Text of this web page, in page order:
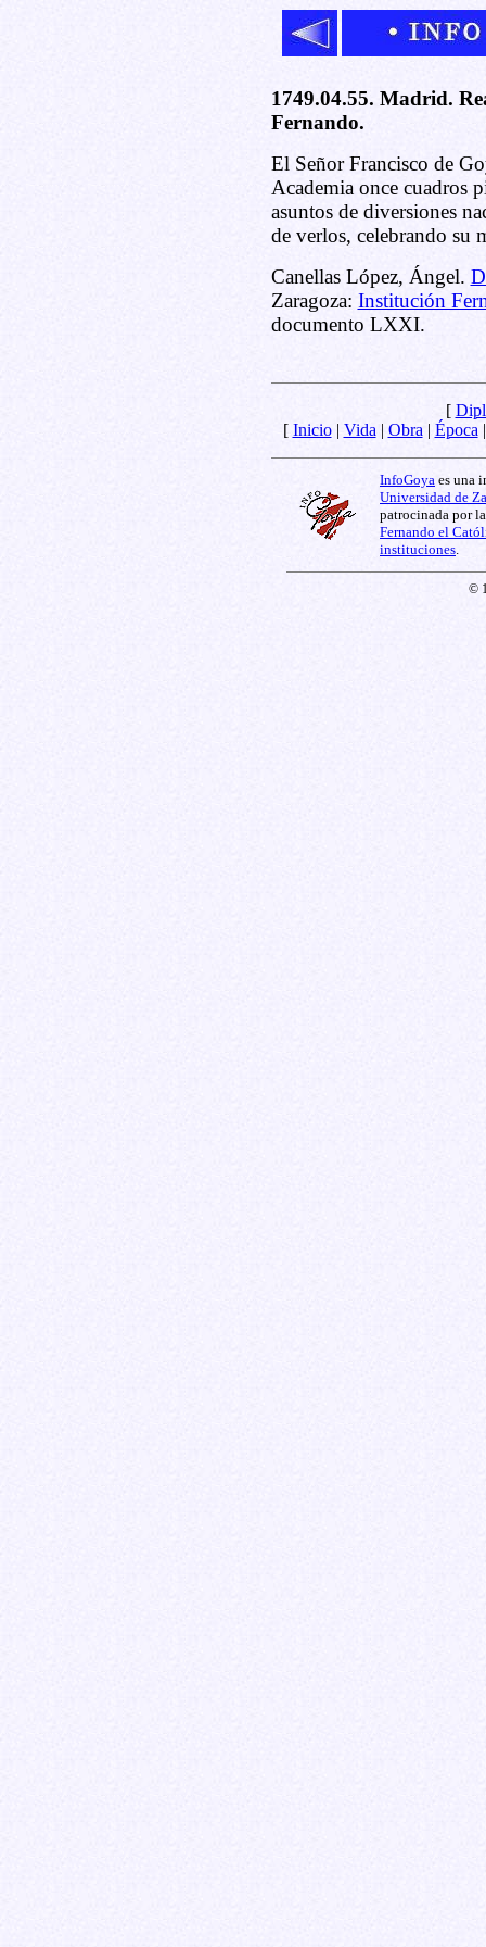
1749.04.55. Madrid.
Fernando.
El Señor Francisco de
Academia once cuadros
asuntos de diversiones
de verlos, celebrando su
Canellas López, Ángel.
Zaragoza: Institución
documento LXXI.
[
[ Inicio| Vida | Obra | Época
InfoGoya es una
Universidad de
patrocinada por
Fernando el
instituciones
©